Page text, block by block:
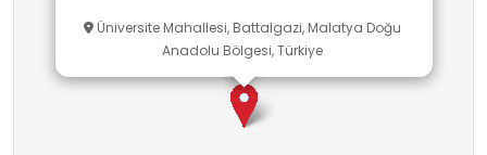
Üniversite Mahallesi, Battalgazi, Malatya Doğu
Anadolu Bölgesi, Türkiye